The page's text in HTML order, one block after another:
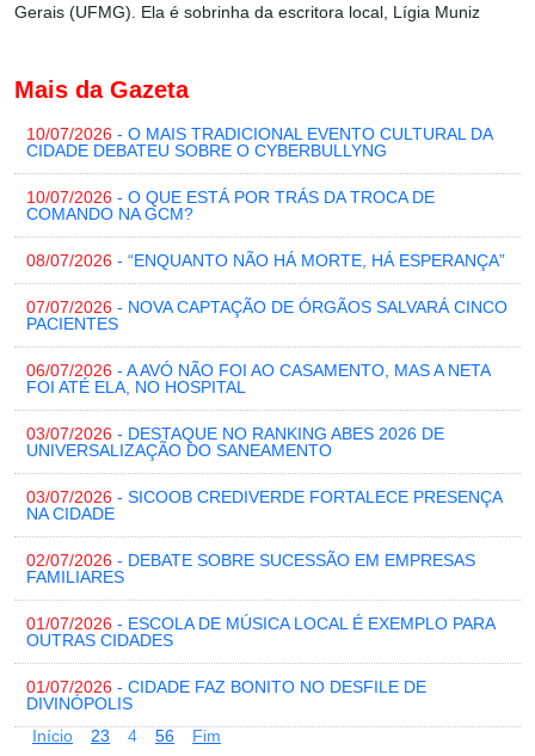
Gerais (UFMG). Ela é sobrinha da escritora local, Lígia Muniz
Mais da Gazeta
10/07/2026 - O MAIS TRADICIONAL EVENTO CULTURAL DA
CIDADE DEBATEU SOBRE O CYBERBULLYNG
10/07/2026 - O QUE ESTÁ POR TRÁS DA TROCA DE
COMANDO NA GCM?
08/07/2026 - “ENQUANTO NÃO HÁ MORTE, HÁ ESPERANÇA”
07/07/2026 - NOVA CAPTAÇÃO DE ÓRGÃOS SALVARÁ CINCO
PACIENTES
06/07/2026 - A AVÓ NÃO FOI AO CASAMENTO, MAS A NETA
FOI ATÉ ELA, NO HOSPITAL
03/07/2026 - DESTAQUE NO RANKING ABES 2026 DE
UNIVERSALIZAÇÃO DO SANEAMENTO
03/07/2026 - SICOOB CREDIVERDE FORTALECE PRESENÇA
NA CIDADE
02/07/2026 - DEBATE SOBRE SUCESSÃO EM EMPRESAS
FAMILIARES
01/07/2026 - ESCOLA DE MÚSICA LOCAL É EXEMPLO PARA
OUTRAS CIDADES
01/07/2026 - CIDADE FAZ BONITO NO DESFILE DE
DIVINÓPOLIS
Início
23 4 56 Fim